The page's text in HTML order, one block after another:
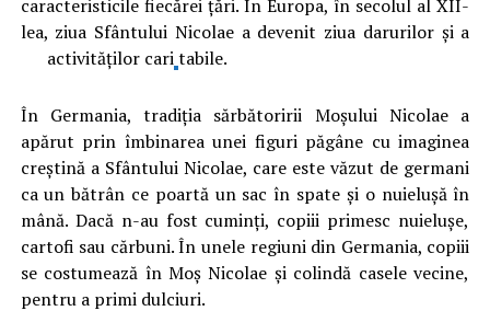
caracteristicile fiecărei țări. În Europa, în secolul al XII-
lea, ziua Sfântului Nicolae a devenit ziua darurilor și a
activităților caritabile.
În Germania, tradiția sărbătoririi Moșului Nicolae a
apărut prin îmbinarea unei figuri păgâne cu imaginea
creștină a Sfântului Nicolae, care este văzut de germani
ca un bătrân ce poartă un sac în spate și o nuielușă în
mână. Dacă n-au fost cuminți, copiii primesc nuielușe,
cartofi sau cărbuni. În unele regiuni din Germania, copiii
se costumează în Moș Nicolae și colindă casele vecine,
pentru a primi dulciuri.